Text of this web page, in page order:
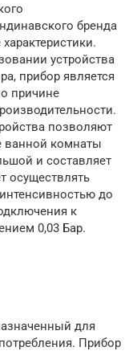
бренда
устройства
прибор является
причине
позволяют
ванной комнаты
и составляет
осуществлять
до
к
0,03 Бар.
для
Прибор